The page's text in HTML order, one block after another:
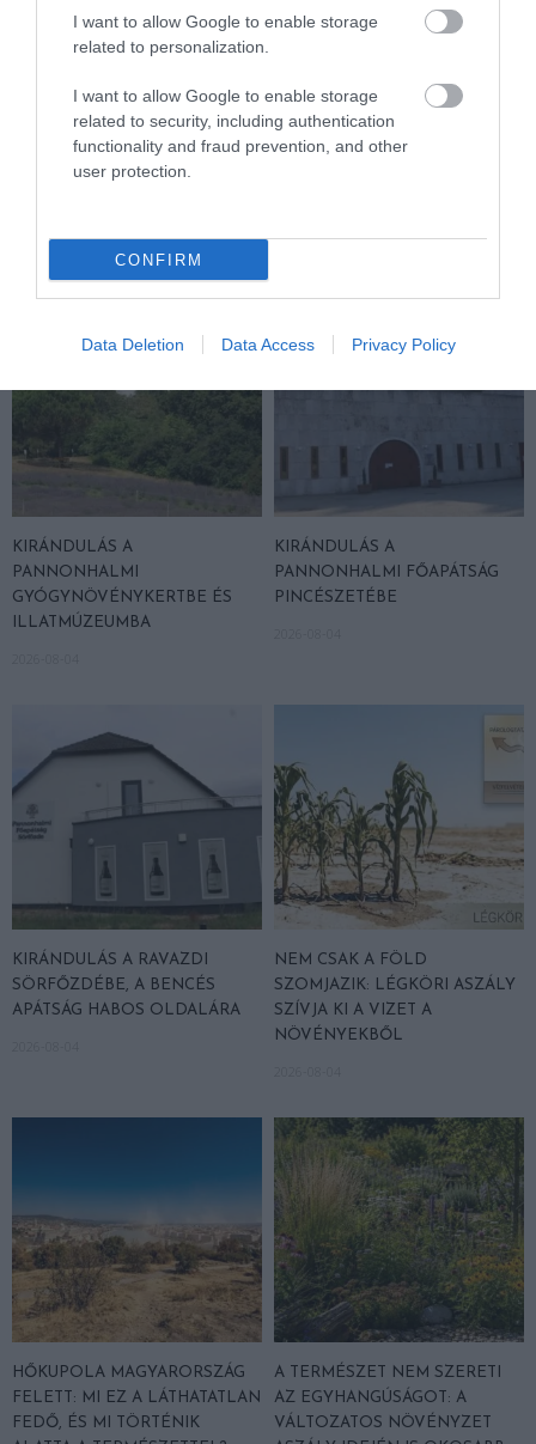
I want to allow Google to enable storage
related to personalization.
I want to allow Google to enable storage
related to security, including authentication
functionality and fraud prevention, and other
user protection.
CONFIRM
Data Deletion Data Access Privacy Policy
ARBORÉTUMBA
KIRÁNDULÁS PANNONHALMA
KÖRNYÉKÉN: TERMÉSZET,
KIRÁNDULÁS A
PANNONHALMI
GYÓGYNÖVÉNYKERTBE ÉS
ILLATMÚZEUMBA
KIRÁNDULÁS A
PANNONHALMI FŐAPÁTSÁG
PINCÉSZETÉBE
KIRÁNDULÁS A RAVAZDI
SÖRFŐZDÉBE, A BENCÉS
APÁTSÁG HABOS OLDALÁRA
NEM CSAK A FÖLD
SZOMJAZIK: LÉGKÖRI ASZÁLY
SZÍVJA KI A VIZET A
NÖVÉNYEKBŐL
HŐKUPOLA MAGYARORSZÁG
FELETT: MI EZ A LÁTHATATLAN
FEDŐ, ÉS MI TÖRTÉNIK
A TERMÉSZET NEM SZERETI
AZ EGYHANGÚSÁGOT: A
VÁLTOZATOS NÖVÉNYZET